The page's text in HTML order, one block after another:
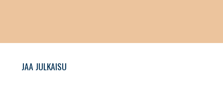
JAA JULKAISU